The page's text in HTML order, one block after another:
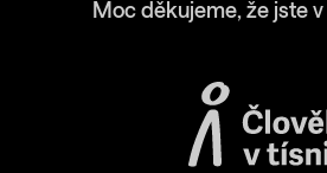
Moc děkujeme, že jste